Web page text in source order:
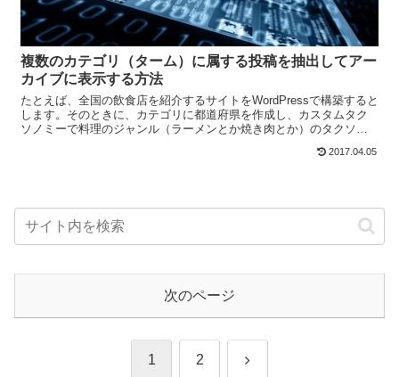
複数のカテゴリ（ターム）に属する投稿を抽出してアー
カイブに表示する方法
たとえば、全国の飲食店を紹介するサイトをWordPressで構築すると
します。そのときに、カテゴリに都道府県を作成し、カスタムタク
ソノミーで料理のジャンル（ラーメンとか焼き肉とか）のタクソノ
2017.04.05
次のページ
1 2 次